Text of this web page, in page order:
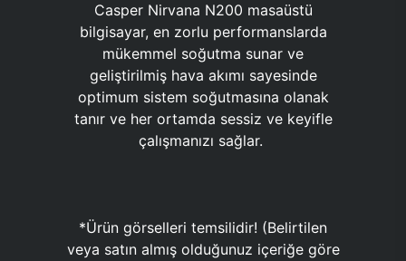
Casper Nirvana N200 masaüstü
bilgisayar, en zorlu performanslarda
mükemmel soğutma sunar ve
geliştirilmiş hava akımı sayesinde
optimum sistem soğutmasına olanak
tanır ve her ortamda sessiz ve keyifle
çalışmanızı sağlar.
*Ürün görselleri temsilidir! (Belirtilen
veya satın almış olduğunuz içeriğe göre